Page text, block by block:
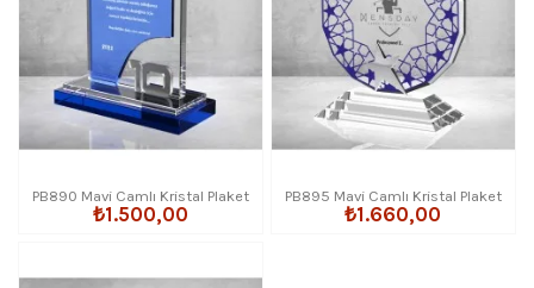
PB890 Mavi Camlı Kristal Plaket
₺1.500,00
PB895 Mavi Camlı Kristal Plaket
₺1.660,00